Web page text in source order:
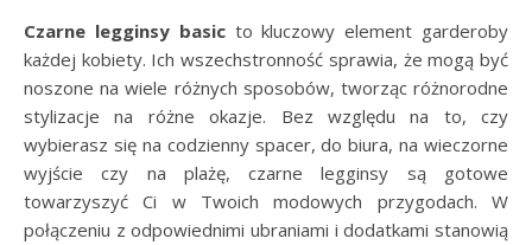
Czarne legginsy basicto kluczowy element garderoby
każdej kobiety. Ich wszechstronność sprawia, że mogą być
noszone na wiele różnych sposobów, tworząc różnorodne
stylizacje na różne okazje. Bez względu na to, czy
wybierasz się na codzienny spacer, do biura, na wieczorne
wyjście czy na plażę, czarne legginsy są gotowe
towarzyszyć Ci w Twoich modowych przygodach. W
połączeniu z odpowiednimi ubraniami i dodatkami stanowią